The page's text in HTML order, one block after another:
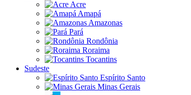
Acre
Amapá
Amazonas
Pará
Rondônia
Roraima
Tocantins
Sudeste
Espírito Santo
Minas Gerais